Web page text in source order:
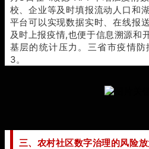
校、企业等及时填报流动人口和
平台可以实现数据实时、在线报
及时上报疫情,也便于信息溯源和
基层的统计压力。三省市疫情
3。
三、农村社区数字治理的风险